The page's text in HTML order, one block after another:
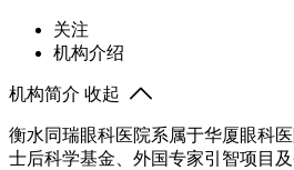
关注
机构介绍
机构简介 收起
衡水同瑞眼科医院系属于华厦眼科
士后科学基金、外国专家引智项目